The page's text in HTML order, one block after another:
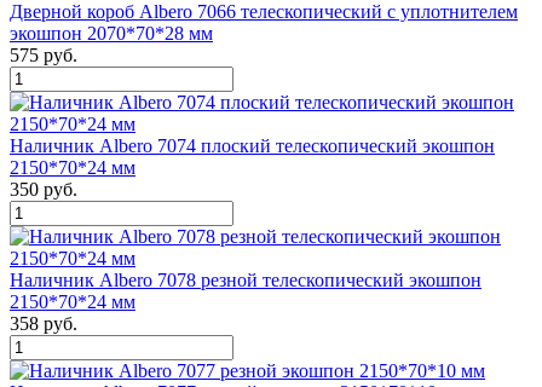
Дверной короб Albero 7066 телескопический с уплотнителем
экошпон 2070*70*28 мм
575 руб.
Наличник Albero 7074 плоский телескопический экошпон
2150*70*24 мм
350 руб.
Наличник Albero 7078 резной телескопический экошпон
2150*70*24 мм
358 руб.